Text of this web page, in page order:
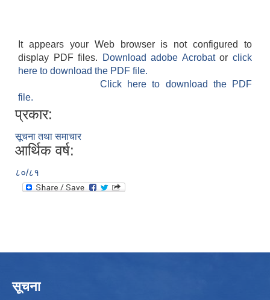
It appears your Web browser is not configured to
display PDF files.
Download adobe Acrobatorclick
here to download the PDF file.
Click here to download the PDF
file.
प्रकार:
सूचना तथा समाचार
आर्थिक वर्ष:
८०/८१
सूचना